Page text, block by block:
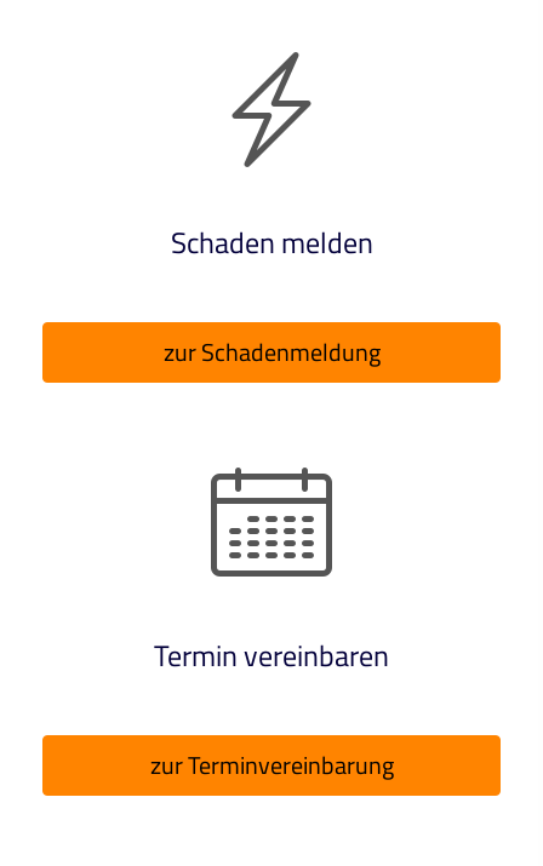
Schaden melden
zur Schadenmeldung
Termin ver­ein­baren
zur Terminvereinbarung